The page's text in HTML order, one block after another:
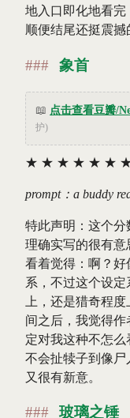
地入口即化地看完
顺便结尾还挺震撼
象首
📖 点击查看豆瓣/
护)
★ ★ ★ ★ ★ ★
prompt：a buddy
特此声明：这个
理确实写的很有
看着觉得：啊？
系，不过这个设
上，还是猎奇程
间之后，我觉得
定对我这种不怎么
不会扯犊子到像尸
又很有新意。
玻璃之锤